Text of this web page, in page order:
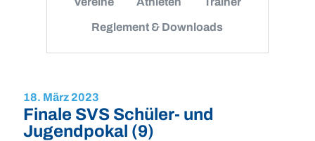
Reglement & Downloads
18. März 2023
Finale SVS Schüler- und
Jugendpokal (9)